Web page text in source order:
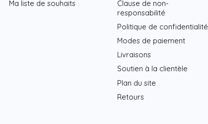
Ma liste de souhaits
Clause de non-
responsabilité
Politique de confidentialité
Modes de paiement
Livraisons
Soutien à la clientèle
Plan du site
Retours